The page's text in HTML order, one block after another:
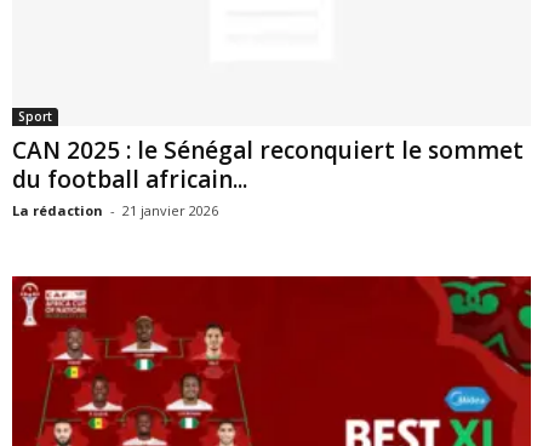
Sport
CAN 2025 : le Sénégal reconquiert le sommet
du football africain...
La rédaction - 21 janvier 2026